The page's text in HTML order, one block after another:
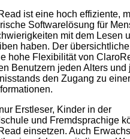
ist eine hoch effiziente,
Softwarelösung für
mit dem Lesen
haben. Der
hohe Flexibilität von
Benutzern jeden Alters und
den Zugang zu
Erstleser, Kinder in der
und Fremdsprachige
einsetzen. Auch
Schweiz)
PayPal: 20.00
€
erfolgt
Selbstabholung
von
Ausstellungen:
0.00 €
PayPal:
0.00 €
Bei dieser
Versandart
erhalten Sie per
Email z.B. einen
Lizenzschlüssel
erhalten also
keinen
Datenträger.